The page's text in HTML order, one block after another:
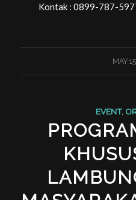
Kontak : 0899-787-
MAY
EVENT,